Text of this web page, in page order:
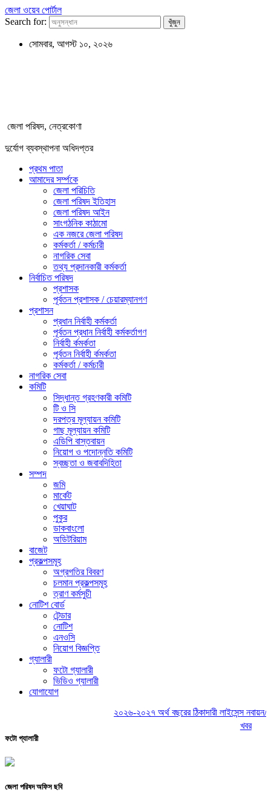
জেলা ওয়েব পোর্টাল
Search for:
সোমবার, আগস্ট ১০, ২০২৬
জেলা পরিষদ, নেত্রকোণা
দুর্যোগ ব্যবস্থাপনা অধিদপ্তর
প্রথম পাতা
আমাদের সর্ম্পকে
জেলা পরিচিতি
জেলা পরিষদ ইতিহাস
জেলা পরিষদ আইন
সাংগঠনিক কাঠামো
এক নজরে জেলা পরিষদ
কর্মকর্তা / কর্মচারী
নাগরিক সেবা
তথ্য প্রদানকারী কর্মকর্তা
নির্বাচিত পরিষদ
প্রশাসক
পূর্বতন প্রশাসক / চেয়ারম্যানগণ
প্রশাসন
প্রধান নির্বাহী কর্মকর্তা
পূর্বতন প্রধান নির্বাহী কর্মকর্তাগণ
নির্বাহী র্কমর্কতা
পূর্বতন নির্বাহী র্কমর্কতা
কর্মকর্তা / কর্মচারী
নাগরিক সেবা
কমিটি
সিদ্ধান্ত গ্রহণকারী কমিটি
টি ও সি
দরপত্র মূল্যায়ন কমিটি
গাছ মূল্যায়ন কমিটি
এডিপি বাস্তবায়ন
নিয়োগ ও পদোন্নতি কমিটি
স্বচ্ছতা ও জবাবদিহিতা
সম্পদ
জমি
মার্কেট
খেয়াঘাট
পুকুর
ডাকবাংলো
অডিটরিয়াম
বাজেট
প্রকল্পসমূহ
অগ্রগতির বিবরণ
চলমান প্রকল্পসমূহ
ত্রাণ কর্মসুচী
নোটিশ বোর্ড
টেন্ডার
নোটিশ
এনওসি
নিয়োগ বিজ্ঞপ্তি
গ্যালারী
ফটো গ্যালারী
ভিডিও গ্যালারী
যোগাযোগ
২০২৬-২০২৭ অর্থ বছরের ঠিকাদারী লাইসেন্স নবায়ন/
খবর
ফটো গ্যালারী
জেলা পরিষদ অফিস ছবি